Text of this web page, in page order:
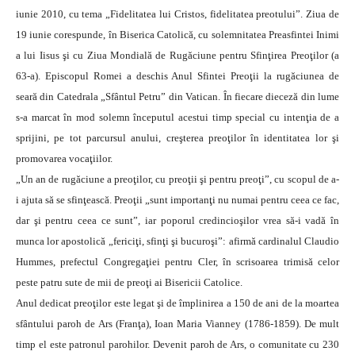
iunie 2010, cu tema „Fidelitatea lui Cristos, fidelitatea preotului”.Ziua de
19 iunie corespunde, în Biserica Catolică, cu solemnitatea Preasfintei Inimi
a lui Iisus şi cu Ziua Mondială de Rugăciune pentru Sfinţirea Preoţilor (a
63-a). Episcopul Romei a deschis Anul Sfintei Preoţii la rugăciunea de
seară din Catedrala „Sfântul Petru” din Vatican. În fiecare dieceză din lume
s-a marcat în mod solemn începutul acestui timp special cu intenţia de a
sprijini, pe tot parcursul anului, creşterea preoţilor în identitatea lor şi
promovarea vocaţiilor.
„Un an de rugăciune a preoţilor, cu preoţii şi pentru preoţi”, cu scopul de a-
i ajuta să se sfinţească. Preoţii „sunt importanţi nu numai pentru ceea ce fac,
dar şi pentru ceea ce sunt”, iar poporul credincioşilor vrea să-i vadă în
munca lor apostolică „fericiţi, sfinţi şi bucuroşi”: afirmă cardinalul Claudio
Hummes, prefectul Congregaţiei pentru Cler, în scrisoarea trimisă celor
peste patru sute de mii de preoţi ai Bisericii Catolice.
Anul dedicat preoţilor este legat şi de împlinirea a 150 de ani de la moartea
sfântului paroh de Ars (Franţa), Ioan Maria Vianney (1786-1859). De mult
timp el este patronul parohilor. Devenit paroh de Ars, o comunitate cu 230